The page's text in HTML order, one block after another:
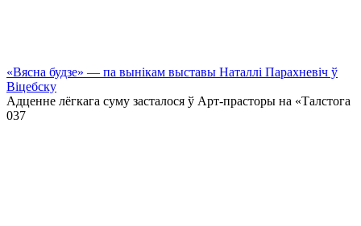
«Вясна будзе» — па вынікам выставы Наталлі Парахневіч ў
Віцебску
Адценне лёгкага суму засталося ў Арт-прасторы на «Талстога
037